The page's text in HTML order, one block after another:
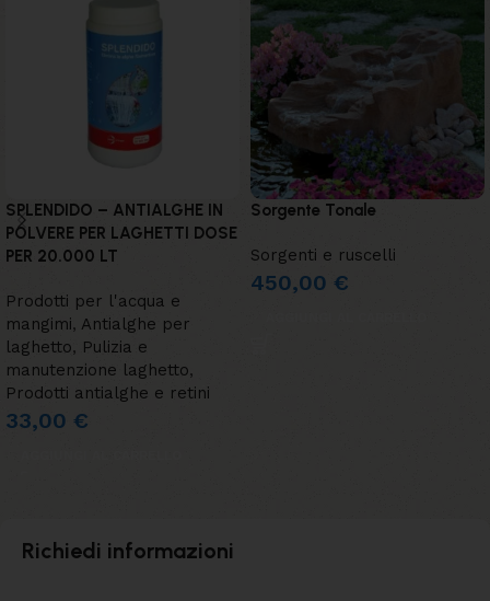
SPLENDIDO – ANTIALGHE IN
POLVERE PER LAGHETTI DOSE
PER 20.000 LT
Prodotti per l'acqua e
mangimi, Antialghe per
laghetto, Pulizia e
manutenzione laghetto,
Prodotti antialghe e retini
33,00 €
Sorgente Tonale
Sorgenti e ruscelli
450,00 €
Richiedi informazioni